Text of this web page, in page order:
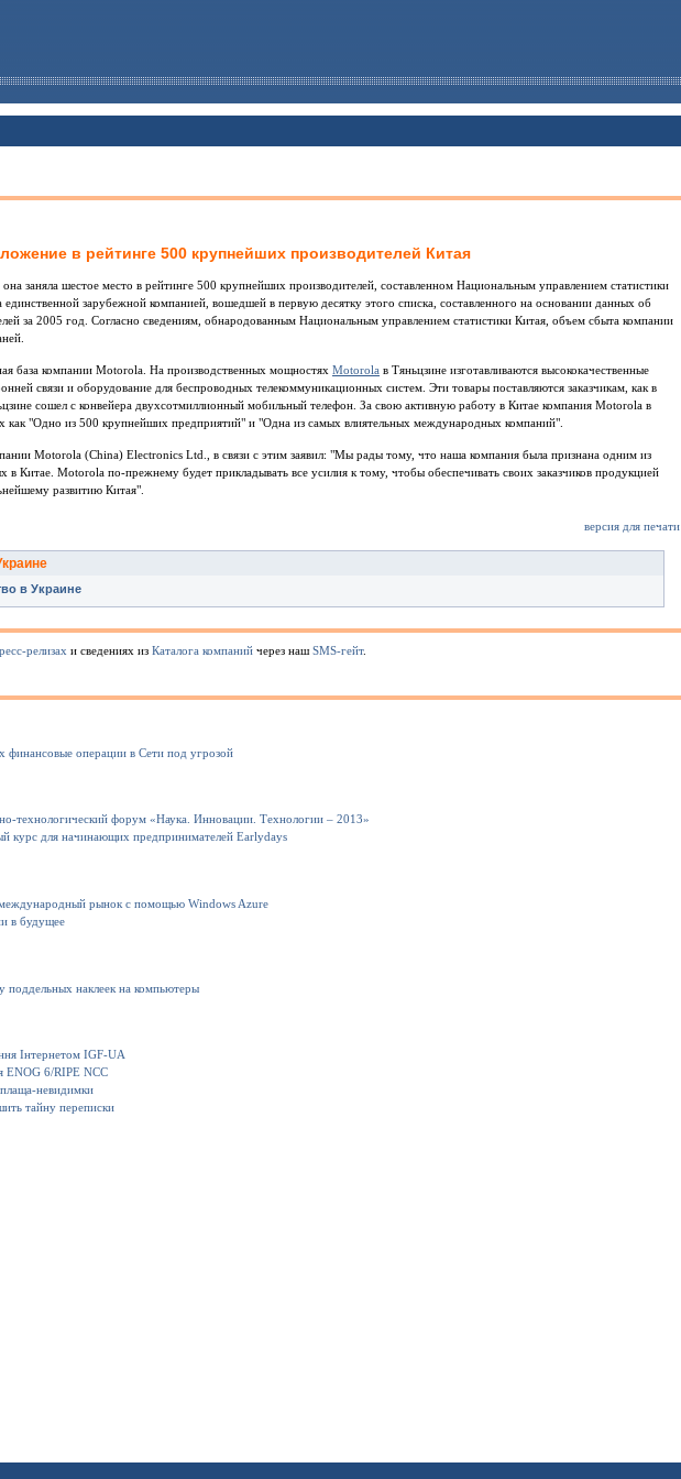
в рейтинге 500 крупнейших производителей Китая
заняла шестое место в рейтинге 500 крупнейших производителей, составленном Национальным управлением статистики
зарубежной компанией, вошедшей в первую десятку этого списка, составленного на основании данных об
за 2005 год. Согласно сведениям, обнародованным Национальным управлением статистики Китая, объем сбыта компании
база компании Motorola. На производственных мощностях Motorola в Тяньцзине изготавливаются высококачественные
связи и оборудование для беспроводных телекоммуникационных систем. Эти товары поставляются заказчикам, как в
сошел с конвейера двухсотмиллионный мобильный телефон. За свою активную работу в Китае компания Motorola в
как "Одно из 500 крупнейших предприятий" и "Одна из самых влиятельных международных компаний".
Motorola (China) Electronics Ltd., в связи с этим заявил: "Мы рады тому, что наша компания была признана одним из
в Китае. Motorola по-прежнему будет прикладывать все усилия к тому, чтобы обеспечивать своих заказчиков продукцией
развитию Китая".
версия для печати
в Украине
релизах и сведениях из Каталога компаний через наш SMS-гейт.
финансовые операции в Сети под угрозой
технологический форум «Наука. Инновации. Технологии – 2013»
курс для начинающих предпринимателей Earlydays
рынок с помощью Windows Azure
в будущее
поддельных наклеек на компьютеры
Інтернетом IGF-UA
ENOG 6/RIPE NCC
невидимки
тайну переписки